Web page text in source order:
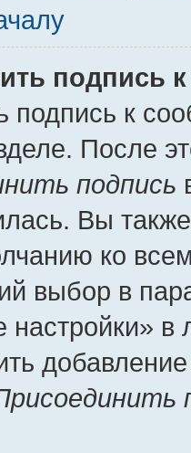
подпись
подпись к
После
подпись
Вы
ко
выбор в
настройки»